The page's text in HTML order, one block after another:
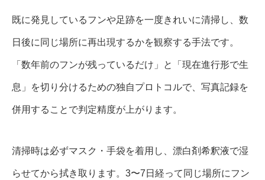
既に発見しているフンや足跡を一度きれいに清掃し、数
日後に同じ場所に再出現するかを観察する手法です。
「数年前のフンが残っているだけ」と「現在進行形で生
息」を切り分けるための独自プロトコルで、写真記録を
併用することで判定精度が上がります。
清掃時は必ずマスク・手袋を着用し、漂白剤希釈液で湿
らせてから拭き取ります。3〜7日経って同じ場所にフン